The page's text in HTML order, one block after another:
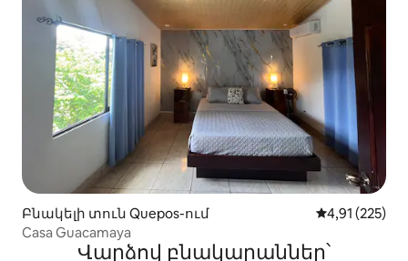
Բնակելի տուն Quepos-ում Միջին
4,91 (225)
Casa Guacamaya
Վարձով բնակարաններ՝